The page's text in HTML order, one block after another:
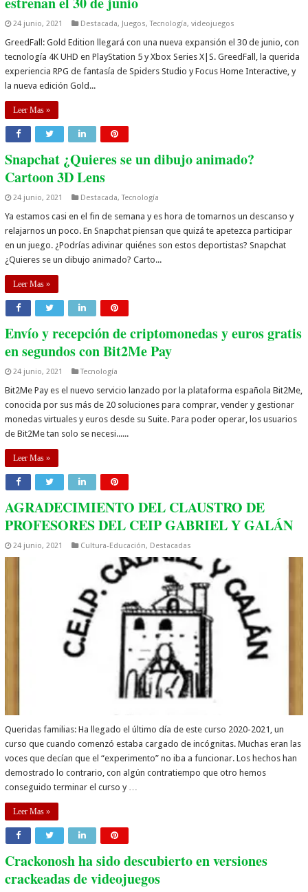
24 junio, 2021 Destacada, Juegos,Tecnología,videojuegos
GreedFall: Gold Edition llegará con una nueva expansión el 30 de junio, con
tecnología 4K UHD en PlayStation 5 y Xbox Series X|S. GreedFall, la querida
experiencia RPG de fantasía de Spiders Studio y Focus Home Interactive, y
la nueva edición Gold...
Leer Mas »
Snapchat ¿Quieres se un dibujo animado?
Cartoon 3D Lens
24 junio, 2021 Destacada,Tecnología
Ya estamos casi en el fin de semana y es hora de tomarnos un descanso y
relajarnos un poco. En Snapchat piensan que quizá te apetezca participar
en un juego. ¿Podrías adivinar quiénes son estos deportistas? Snapchat
¿Quieres se un dibujo animado? Carto...
Leer Mas »
Envío y recepción de criptomonedas y euros gratis
en segundos con Bit2Me Pay
24 junio, 2021 Tecnología
Bit2Me Pay es el nuevo servicio lanzado por la plataforma española Bit2Me,
conocida por sus más de 20 soluciones para comprar, vender y gestionar
monedas virtuales y euros desde su Suite. Para poder operar, los usuarios
de Bit2Me tan solo se necesi......
Leer Mas »
AGRADECIMIENTO DEL CLAUSTRO DE
PROFESORES DEL CEIP GABRIEL Y GALÁN
24 junio, 2021 Cultura-Educación, Destacadas
Queridas familias: Ha llegado el último día de este curso 2020-2021, un
curso que cuando comenzó estaba cargado de incógnitas. Muchas eran las
voces que decían que el “experimento” no iba a funcionar. Los hechos han
demostrado lo contrario, con algún contratiempo que otro hemos
conseguido terminar el curso y …
Leer Mas »
Crackonosh ha sido descubierto en versiones
crackeadas de videojuegos